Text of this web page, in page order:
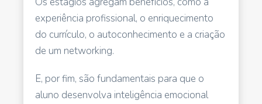
experiência profissional, o enriquecimento
do currículo, o autoconhecimento e a criação
de um networking.
E, por fim, são fundamentais para que o
aluno desenvolva inteligência emocional